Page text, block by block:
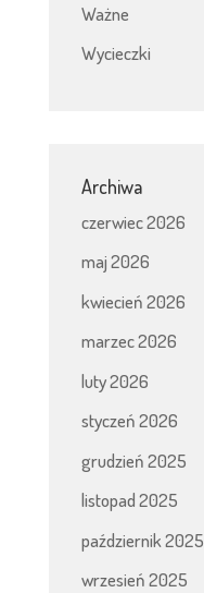
Ważne
Wycieczki
Archiwa
czerwiec 2026
maj 2026
kwiecień 2026
marzec 2026
luty 2026
styczeń 2026
grudzień 2025
listopad 2025
październik 2025
wrzesień 2025